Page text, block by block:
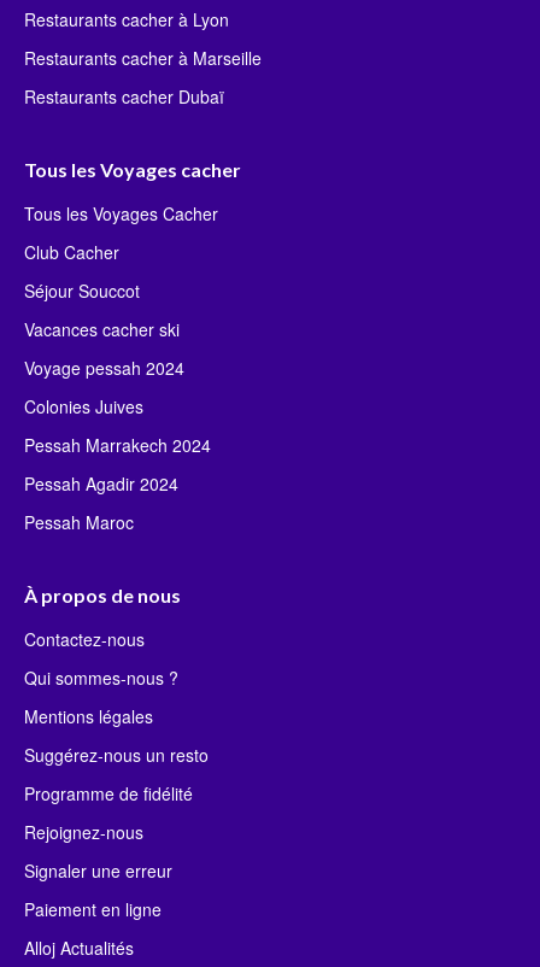
Restaurants cacher à Lyon
Restaurants cacher à Marseille
Restaurants cacher Dubaï
Tous les Voyages cacher
Tous les Voyages Cacher
Club Cacher
Séjour Souccot
Vacances cacher ski
Voyage pessah 2024
Colonies Juives
Pessah Marrakech 2024
Pessah Agadir 2024
Pessah Maroc
À propos de nous
Contactez-nous
Qui sommes-nous ?
Mentions légales
Suggérez-nous un resto
Programme de fidélité
Rejoignez-nous
Signaler une erreur
Paiement en ligne
Alloj Actualités